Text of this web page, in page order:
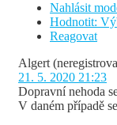
Nahlásit
Hodnotit:
Reagovat
Algert
21. 5. 2020 21:23
Dopravní nehoda
V daném případě